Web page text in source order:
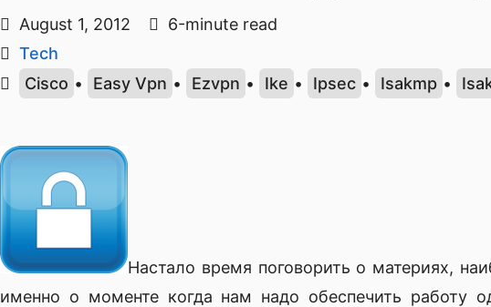
August 1, 2012
6-minute read
Tech
Cisco • Easy Vpn • Ezvpn • Ike • Ipsec • Isakmp •
Настало время поговорить о материях,
именно о моменте когда нам надо обеспечить работу